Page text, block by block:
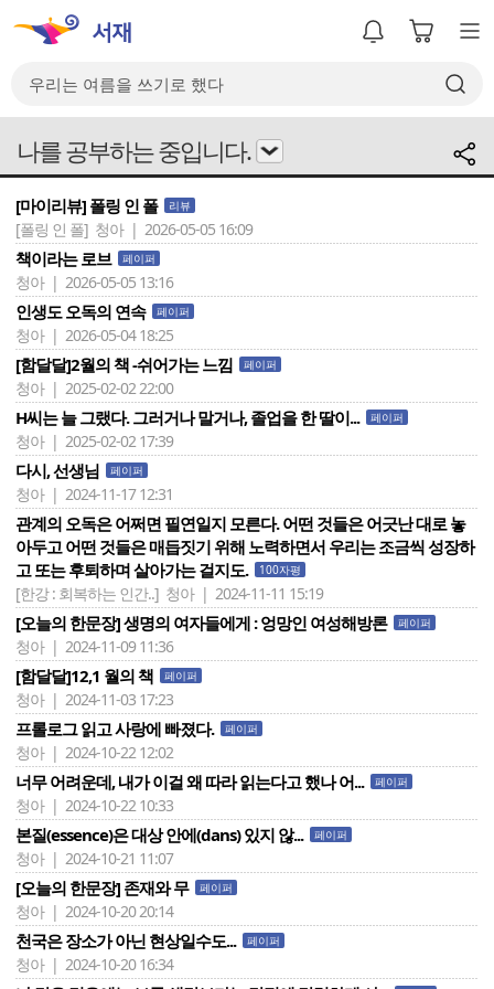
나를 공부하는 중입니다.
[마이리뷰] 폴링 인 폴 리뷰
[폴링 인 폴] 청아 | 2026-05-05 16:09
책이라는 로브 페이퍼
청아 | 2026-05-05 13:16
인생도 오독의 연속 페이퍼
청아 | 2026-05-04 18:25
[함달달]2월의 책 -쉬어가는 느낌 페이퍼
청아 | 2025-02-02 22:00
H씨는 늘 그랬다. 그러거나 말거나, 졸업을 한 딸이... 페이퍼
청아 | 2025-02-02 17:39
다시, 선생님 페이퍼
청아 | 2024-11-17 12:31
관계의 오독은 어쩌면 필연일지 모른다. 어떤 것들은 어긋난 대로 놓
아두고 어떤 것들은 매듭짓기 위해 노력하면서 우리는 조금씩 성장하
고 또는 후퇴하며 살아가는 걸지도.
100자평
[한강 : 회복하는 인간..] 청아 | 2024-11-11 15:19
[오늘의 한문장] 생명의 여자들에게 : 엉망인 여성해방론 페이퍼
청아 | 2024-11-09 11:36
[함달달]12,1 월의 책 페이퍼
청아 | 2024-11-03 17:23
프롤로그 읽고 사랑에 빠졌다. 페이퍼
청아 | 2024-10-22 12:02
너무 어려운데, 내가 이걸 왜 따라 읽는다고 했나 어... 페이퍼
청아 | 2024-10-22 10:33
본질(essence)은 대상 안에(dans) 있지 않... 페이퍼
청아 | 2024-10-21 11:07
[오늘의 한문장] 존재와 무 페이퍼
청아 | 2024-10-20 20:14
천국은 장소가 아닌 현상일수도... 페이퍼
청아 | 2024-10-20 16:34